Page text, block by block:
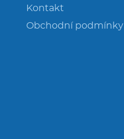
Kontakt
Obchodní podmínky